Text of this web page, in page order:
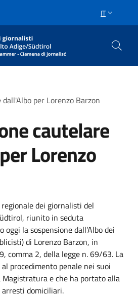
IT
per Lorenzo Barzon
cautelare
Lorenzo
regionale dei giornalisti del
riunito in seduta
la sospensione dall’Albo dei
di Lorenzo Barzon, in
comma 2, della legge n. 69/63. La
procedimento penale nei suoi
e che ha portato alla
domiciliari.